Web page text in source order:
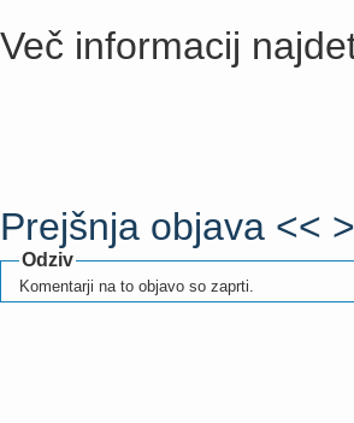
Več informacij
Prejšnja objava <<
Odziv
Komentarji na to objavo so zaprti.